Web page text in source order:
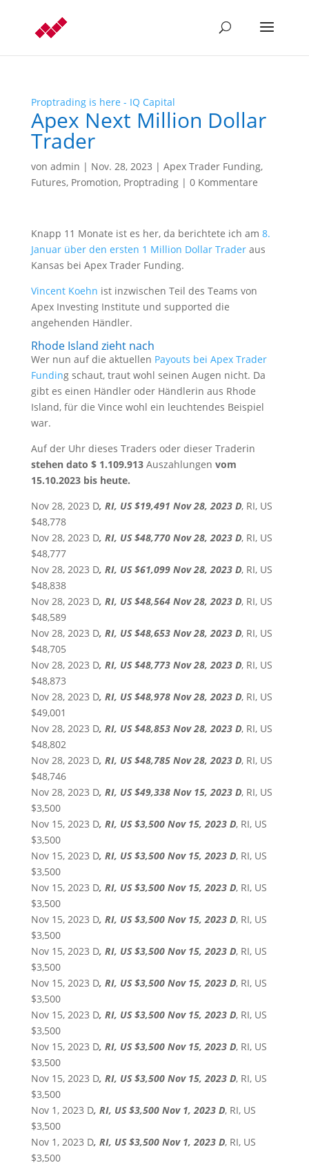
Proptrading is here - IQ Capital
Apex Next Million Dollar
Trader
von admin | Nov. 28, 2023 | Apex Trader Funding,
Futures, Promotion, Proptrading| 0 Kommentare
Knapp 11 Monate ist es her, da berichtete ich am 8.
Januar über den ersten 1 Million Dollar Traderaus
Kansas bei Apex Trader Funding.
Vincent Koehn ist inzwischen Teil des Teams von
Apex Investing Institute und supported die
angehenden Händler.
Rhode Island zieht nach
Wer nun auf die aktuellen Payouts bei Apex Trader
Funding schaut, traut wohl seinen Augen nicht. Da
gibt es einen Händler oder Händlerin aus Rhode
Island, für die Vince wohl ein leuchtendes Beispiel
war.
Auf der Uhr dieses Traders oder dieser Traderin
stehen dato $ 1.109.913Auszahlungen vom
15.10.2023 bis heute.
Nov 28, 2023 D, RI, US $19,491 Nov 28, 2023 D, RI, US
$48,778
Nov 28, 2023 D, RI, US $48,770 Nov 28, 2023 D, RI, US
$48,777
Nov 28, 2023 D, RI, US $61,099 Nov 28, 2023 D, RI, US
$48,838
Nov 28, 2023 D, RI, US $48,564 Nov 28, 2023 D, RI, US
$48,589
Nov 28, 2023 D, RI, US $48,653 Nov 28, 2023 D, RI, US
$48,705
Nov 28, 2023 D, RI, US $48,773 Nov 28, 2023 D, RI, US
$48,873
Nov 28, 2023 D, RI, US $48,978 Nov 28, 2023 D, RI, US
$49,001
Nov 28, 2023 D, RI, US $48,853 Nov 28, 2023 D, RI, US
$48,802
Nov 28, 2023 D, RI, US $48,785 Nov 28, 2023 D, RI, US
$48,746
Nov 28, 2023 D, RI, US $49,338 Nov 15, 2023 D, RI, US
$3,500
Nov 15, 2023 D, RI, US $3,500 Nov 15, 2023 D, RI, US
$3,500
Nov 15, 2023 D, RI, US $3,500 Nov 15, 2023 D, RI, US
$3,500
Nov 15, 2023 D, RI, US $3,500 Nov 15, 2023 D, RI, US
$3,500
Nov 15, 2023 D, RI, US $3,500 Nov 15, 2023 D, RI, US
$3,500
Nov 15, 2023 D, RI, US $3,500 Nov 15, 2023 D, RI, US
$3,500
Nov 15, 2023 D, RI, US $3,500 Nov 15, 2023 D, RI, US
$3,500
Nov 15, 2023 D, RI, US $3,500 Nov 15, 2023 D, RI, US
$3,500
Nov 15, 2023 D, RI, US $3,500 Nov 15, 2023 D, RI, US
$3,500
Nov 15, 2023 D, RI, US $3,500 Nov 15, 2023 D, RI, US
$3,500
Nov 1, 2023 D, RI, US $3,500 Nov 1, 2023 D, RI, US
$3,500
Nov 1, 2023 D, RI, US $3,500 Nov 1, 2023 D, RI, US
$3,500